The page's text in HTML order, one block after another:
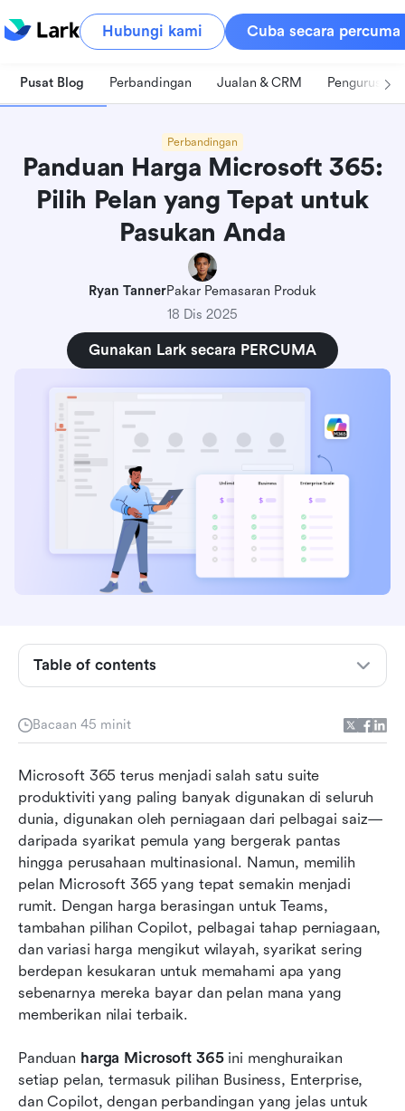
Hubungi kami Cuba secara percuma
Pusat Blog Perbandingan Jualan & CRM Pengurusan
Perbandingan
Panduan Harga Microsoft 365:
Pilih Pelan yang Tepat untuk
Pasukan Anda
Ryan TannerPakar Pemasaran Produk
18 Dis 2025
Gunakan Lark secara PERCUMA
Bacaan 45 minit
Microsoft 365 terus menjadi salah satu suite
produktiviti yang paling banyak digunakan di seluruh
dunia, digunakan oleh perniagaan dari pelbagai saiz—
daripada syarikat pemula yang bergerak pantas
hingga perusahaan multinasional. Namun, memilih
pelan Microsoft 365 yang tepat semakin menjadi
rumit. Dengan harga berasingan untuk Teams,
tambahan pilihan Copilot, pelbagai tahap perniagaan,
dan variasi harga mengikut wilayah, syarikat sering
berdepan kesukaran untuk memahami apa yang
sebenarnya mereka bayar dan pelan mana yang
memberikan nilai terbaik.
Panduan harga Microsoft 365 ini menghuraikan
setiap pelan, termasuk pilihan Business, Enterprise,
dan Copilot, dengan perbandingan yang jelas untuk
Table of contents
Gambaran keseluruhan pelan dan harga
Apa yang disertakan dalam Microsoft 365
Pelan harga Microsoft 365: Penjelasan lengkap
Pecahan harga Microsoft 365 (tanpa Teams)
Harga Microsoft 365 Copilot dan pilihan pelan
berbundel
Perbandingan harga perniagaan Microsoft 365:
Pelan mana yang terbaik?
Had batasan Microsoft Dynamics 365
Pilihan baharu: Mengapa Lark menawarkan
alternatif yang lebih mudah kepada harga
Microsoft 365